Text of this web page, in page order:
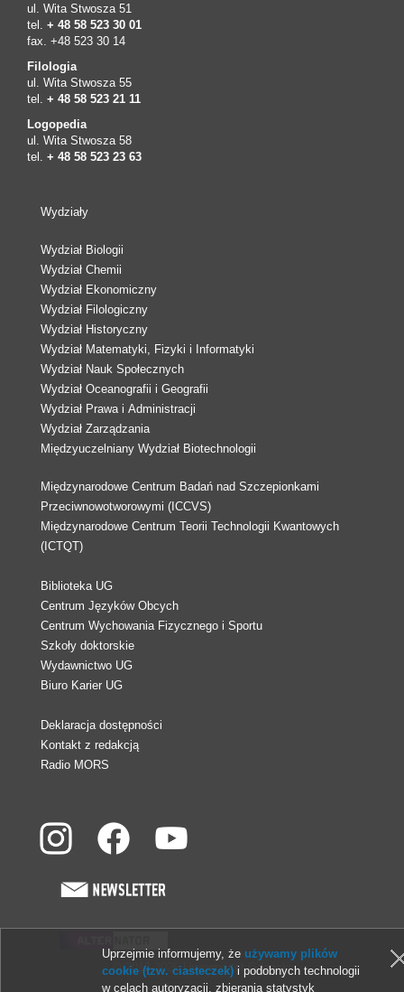
ul. Wita Stwosza 51
tel. + 48 58 523 30 01
fax. +48 523 30 14
Filologia
ul. Wita Stwosza 55
tel. + 48 58 523 21 11
Logopedia
ul. Wita Stwosza 58
tel. + 48 58 523 23 63
Wydziały
Wydział Biologii
Wydział Chemii
Wydział Ekonomiczny
Wydział Filologiczny
Wydział Historyczny
Wydział Matematyki, Fizyki i Informatyki
Wydział Nauk Społecznych
Wydział Oceanografii i Geografii
Wydział Prawa i Administracji
Wydział Zarządzania
Międzyuczelniany Wydział Biotechnologii
Międzynarodowe Centrum Badań nad Szczepionkami
Przeciwnowotworowymi (ICCVS)
Międzynarodowe Centrum Teorii Technologii Kwantowych
(ICTQT)
Biblioteka UG
Centrum Języków Obcych
Centrum Wychowania Fizycznego i Sportu
Szkoły doktorskie
Wydawnictwo UG
Biuro Karier UG
Deklaracja dostępności
Kontakt z redakcją
Radio MORS
© 2013-2026 Uniwersytet Gdański
Uprzejmie informujemy, że używamy plików
cookie (tzw. ciasteczek) i podobnych technologii
w celach autoryzacji, zbierania statystyk